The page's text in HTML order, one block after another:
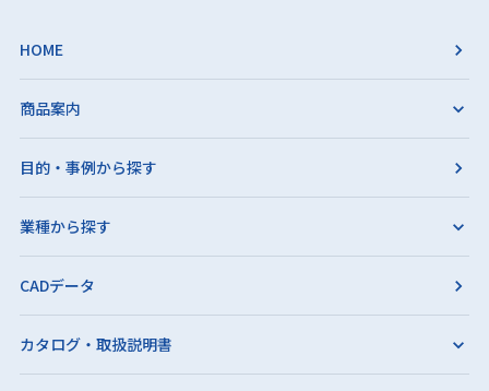
HOME
商品案内
目的・事例から探す
業種から探す
CADデータ
カタログ・取扱説明書